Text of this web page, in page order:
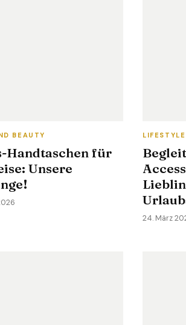
BEAUTY
Handtaschen für
Unsere
LIFESTYLE
24. März